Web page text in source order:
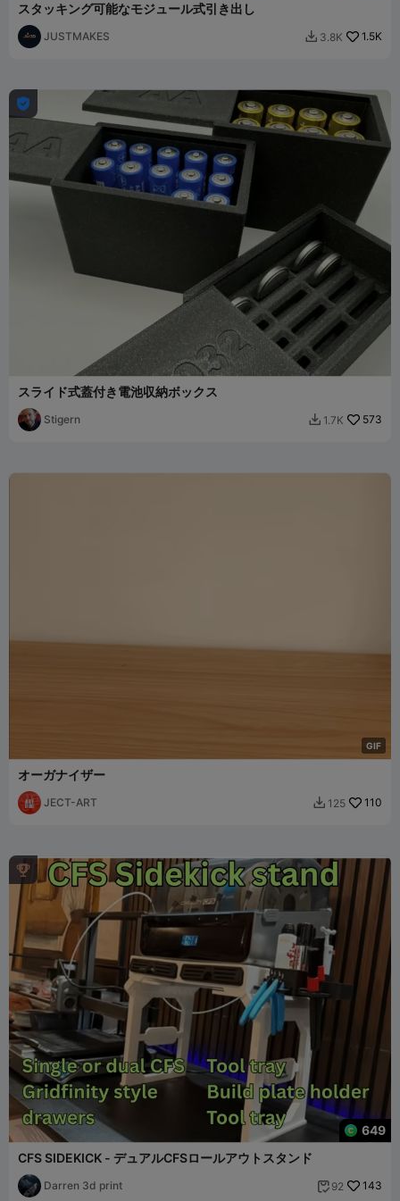
スタッキング可能なモジュール式引き出し
JUSTMAKES  3.8K 1.5K

スライド式蓋付き電池収納ボックス
Stigern  1.7K 573
GIF
オーガナイザー
JECT-ART  125 110
649

CFS SIDEKICK - デュアルCFSロールアウトスタンド
Darren 3d print  92 143